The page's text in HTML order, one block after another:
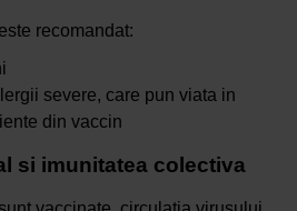
recomandat:
severe, care pun viata in
din vaccin
si imunitatea colectiva